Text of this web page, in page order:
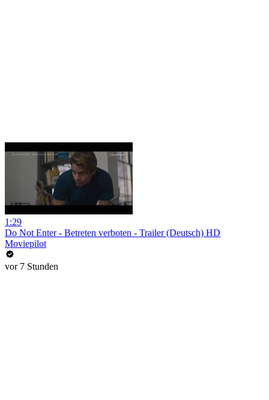
1:29
Do Not Enter - Betreten verboten - Trailer (Deutsch) HD
Moviepilot
vor 7 Stunden